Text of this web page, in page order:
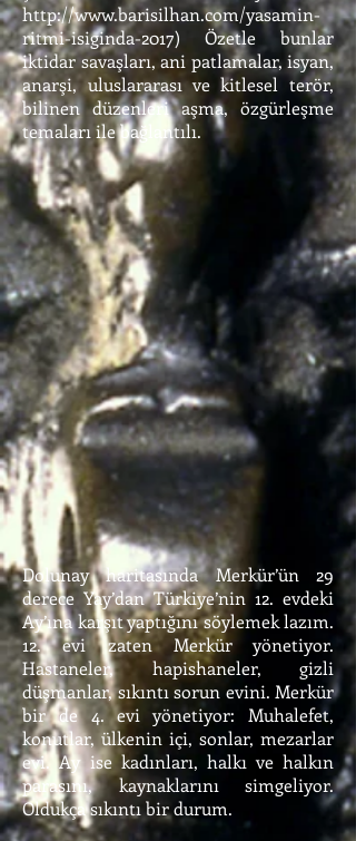
http://www.barisilhan.com/yasamin-
ritmi-isiginda-2017) Özetle bunlar
iktidar savaşları, ani patlamalar, isyan,
anarşi, uluslararası ve kitlesel terör,
bilinen düzenleri aşma, özgürleşme
temaları ile bağlantılı.
Dolunay haritasında Merkür’ün 29
derece Yay’dan Türkiye’nin 12. evdeki
Ay’ına karşıt yaptığını söylemek lazım.
12. evi zaten Merkür yönetiyor.
Hastaneler, hapishaneler, gizli
düşmanlar, sıkıntı sorun evini. Merkür
bir de 4. evi yönetiyor: Muhalefet,
konutlar, ülkenin içi, sonlar, mezarlar
evi. Ay ise kadınları, halkı ve halkın
parasını, kaynaklarını simgeliyor.
Oldukça sıkıntı bir durum.